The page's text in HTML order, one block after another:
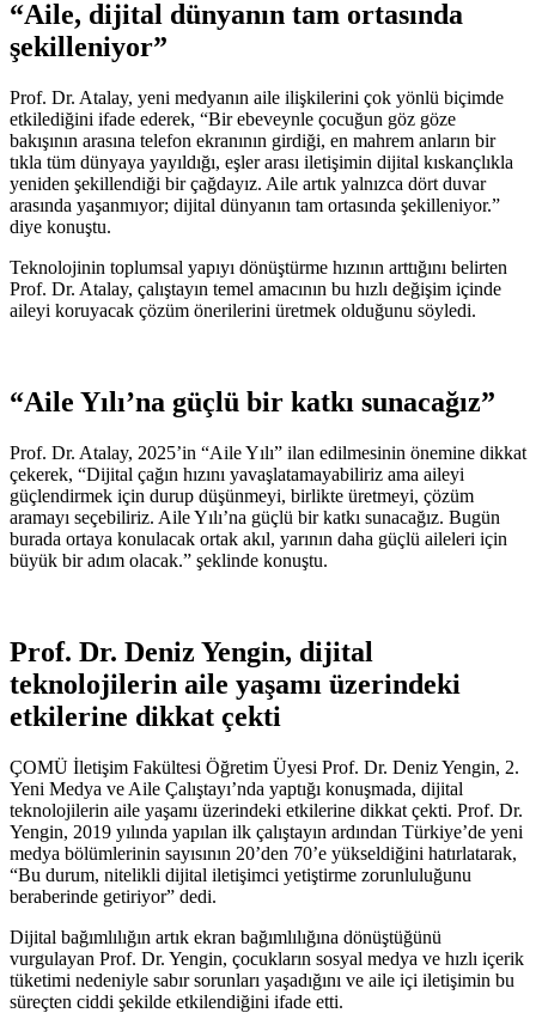
“Aile, dijital dünyanın tam ortasında
şekilleniyor”
Prof. Dr. Atalay, yeni medyanın aile ilişkilerini çok yönlü biçimde
etkilediğini ifade ederek, “Bir ebeveynle çocuğun göz göze
bakışının arasına telefon ekranının girdiği, en mahrem anların bir
tıkla tüm dünyaya yayıldığı, eşler arası iletişimin dijital kıskançlıkla
yeniden şekillendiği bir çağdayız. Aile artık yalnızca dört duvar
arasında yaşanmıyor; dijital dünyanın tam ortasında şekilleniyor.”
diye konuştu.
Teknolojinin toplumsal yapıyı dönüştürme hızının arttığını belirten
Prof. Dr. Atalay, çalıştayın temel amacının bu hızlı değişim içinde
aileyi koruyacak çözüm önerilerini üretmek olduğunu söyledi.
“Aile Yılı’na güçlü bir katkı sunacağız”
Prof. Dr. Atalay, 2025’in “Aile Yılı” ilan edilmesinin önemine dikkat
çekerek, “Dijital çağın hızını yavaşlatamayabiliriz ama aileyi
güçlendirmek için durup düşünmeyi, birlikte üretmeyi, çözüm
aramayı seçebiliriz. Aile Yılı’na güçlü bir katkı sunacağız. Bugün
burada ortaya konulacak ortak akıl, yarının daha güçlü aileleri için
büyük bir adım olacak.” şeklinde konuştu.
Prof. Dr. Deniz Yengin, dijital
teknolojilerin aile yaşamı üzerindeki
etkilerine dikkat çekti
ÇOMÜ İletişim Fakültesi Öğretim Üyesi Prof. Dr. Deniz Yengin, 2.
Yeni Medya ve Aile Çalıştayı’nda yaptığı konuşmada, dijital
teknolojilerin aile yaşamı üzerindeki etkilerine dikkat çekti. Prof. Dr.
Yengin, 2019 yılında yapılan ilk çalıştayın ardından Türkiye’de yeni
medya bölümlerinin sayısının 20’den 70’e yükseldiğini hatırlatarak,
“Bu durum, nitelikli dijital iletişimci yetiştirme zorunluluğunu
beraberinde getiriyor” dedi.
Dijital bağımlılığın artık ekran bağımlılığına dönüştüğünü
vurgulayan Prof. Dr. Yengin, çocukların sosyal medya ve hızlı içerik
tüketimi nedeniyle sabır sorunları yaşadığını ve aile içi iletişimin bu
süreçten ciddi şekilde etkilendiğini ifade etti.